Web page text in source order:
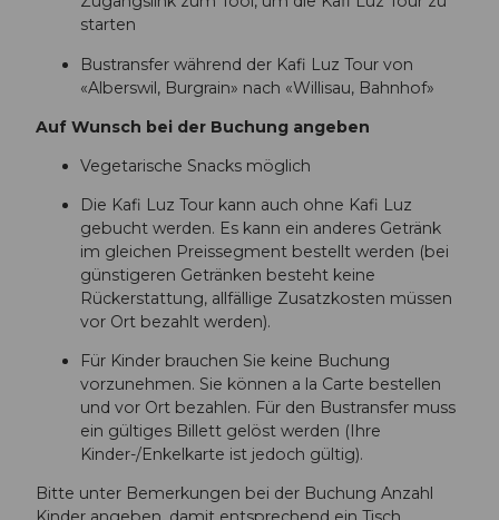
starten
Bustransfer während der Kafi Luz Tour von
«Alberswil, Burgrain» nach «Willisau, Bahnhof»
Auf Wunsch bei der Buchung angeben
Vegetarische Snacks möglich
Die Kafi Luz Tour kann auch ohne Kafi Luz
gebucht werden. Es kann ein anderes Getränk
im gleichen Preissegment bestellt werden (bei
günstigeren Getränken besteht keine
Rückerstattung, allfällige Zusatzkosten müssen
vor Ort bezahlt werden).
Für Kinder brauchen Sie keine Buchung
vorzunehmen. Sie können a la Carte bestellen
und vor Ort bezahlen. Für den Bustransfer muss
ein gültiges Billett gelöst werden (Ihre
Kinder-/Enkelkarte ist jedoch gültig).
Bitte unter Bemerkungen bei der Buchung Anzahl